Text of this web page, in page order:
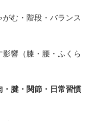
む・階段・バランス
響（膝・腰・ふくら
腱・関節・日常習慣